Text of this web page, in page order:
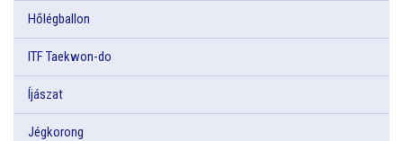
Hőlégballon
ITF Taekwon-do
Íjászat
Jégkorong